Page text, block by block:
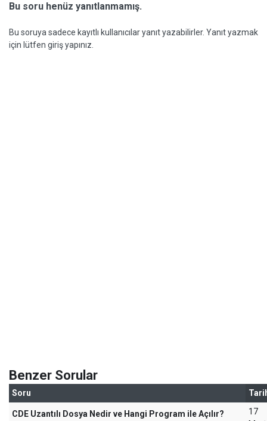
Bu soru henüz yanıtlanmamış.
Bu soruya sadece kayıtlı kullanıcılar yanıt yazabilirler. Yanıt yazmak
için lütfen giriş yapınız.
Benzer Sorular
Soru
CDE Uzantılı Dosya Nedir ve Hangi Program ile Açılır?
17